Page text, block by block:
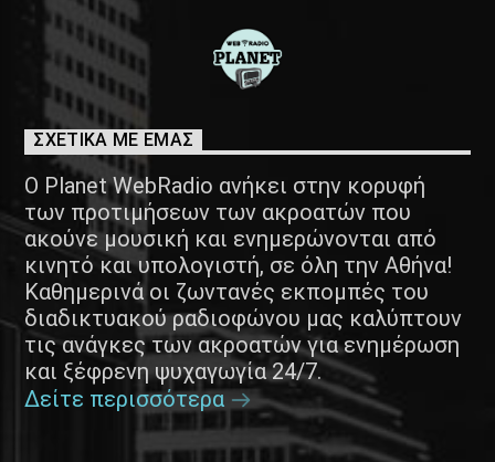
ΣΧΕΤΙΚΑ ΜΕ ΕΜΑΣ
Ο Planet WebRadio ανήκει στην κορυφή
των προτιμήσεων των ακροατών που
ακούνε μουσική και ενημερώνονται από
κινητό και υπολογιστή, σε όλη την Αθήνα!
Καθημερινά οι ζωντανές εκπομπές του
διαδικτυακού ραδιοφώνου μας καλύπτουν
τις ανάγκες των ακροατών για ενημέρωση
και ξέφρενη ψυχαγωγία 24/7.
Δείτε περισσότερα